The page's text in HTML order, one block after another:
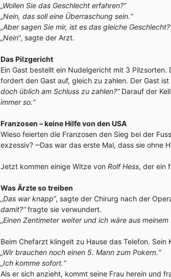
„Wollen Sie das Geschlecht erfahren?“
„Nein, das soll eine Überraschung sein.“
„Aber sagen Sie mir, ist es das gleiche
„Nein“, sagte der Arzt.
Das Pilzgericht
Ein Gast bestellt ein Nudelgericht mit 3 Pilzsorten.
fordert den Gast auf, gleich zu zahlen. Der Gast
doch üblich am Schluss zu zahlen?“Darauf der
immer so.“
Franzosen – keine Hilfe von den USA
Wieso feierten die Franzosen den Sieg bei der
exzessiv? ‒Das war das erste Mal, dass sie ohne
Jetzt kommen einige Witze von Rolf Hess, der ein
Was Ärzte so treiben
„Das war knapp“, sagte der Chirurg nach der
damit?“fragte sie verwundert.
„Einen Zentimeter weiter und ich wäre aus
Beim Chefarzt klingelt zu Hause das Telefon.
„Wir brauchen noch einen 5. Mann zum Pokern.“
„Ich komme sofort.“
Als er sich anzieht, kommt seine Frau herein und